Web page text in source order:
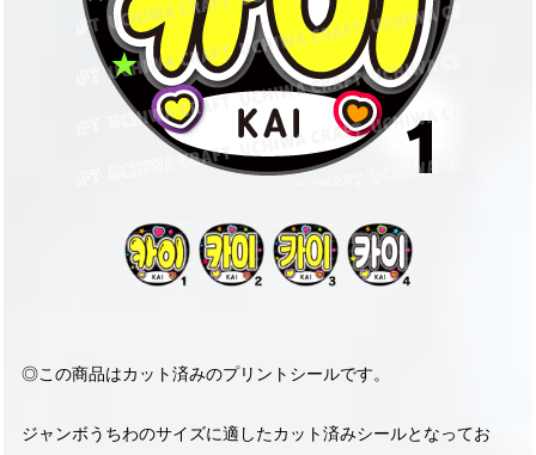
◎この商品はカット済みのプリントシールです。
ジャンボうちわのサイズに適したカット済みシールとなってお